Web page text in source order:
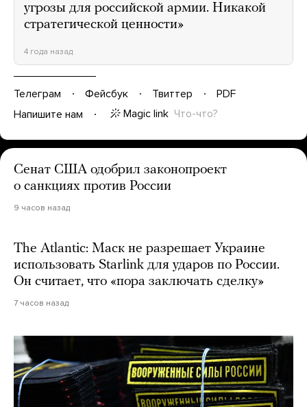
угрозы для российской армии. Никакой
стратегической ценности»
4 года назад
Телеграм Фейсбук Твиттер
PDF
Напишите нам
Magic link Что-что?
Сенат США одобрил законопроект
о санкциях против России
9 часов назад
The Atlantic: Маск не разрешает Украине
использовать Starlink для ударов по России.
Он считает, что «пора заключать сделку»
7 часов назад